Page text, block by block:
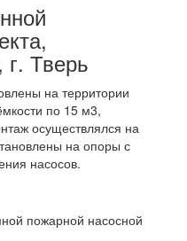
Тверь
на территории
по 15 м3,
осуществлялся на
на опоры с
насосов.